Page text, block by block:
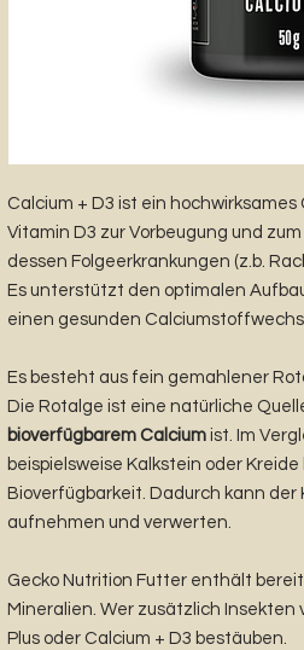
Calcium + D3 ist ein
Vitamin D3 zur Vorbeugung und
dessen Folgeerkrankungen (z.b.
Es unterstützt den optimalen
einen gesunden
Es besteht aus fein gemahlener
Die Rotalge ist eine natürliche
bioverfügbarem Calcium ist. Im
beispielsweise Kalkstein oder
Bioverfügbarkeit. Dadurch kann der
aufnehmen und verwerten.
Gecko Nutrition Futter enthält
Mineralien. Wer zusätzlich
Plus oder Calcium + D3 bestäuben.